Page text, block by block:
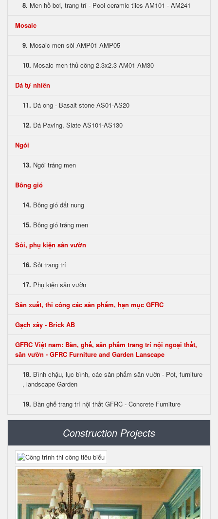
8. Men hồ bơi, trang trí - Pool ceramic tiles AM101 - AM241
Mosaic
9. Mosaic men sỏi AMP01-AMP05
10. Mosaic men thủ công 2.3x2.3 AM01-AM30
Đá tự nhiên
11. Đá ong - Basalt stone AS01-AS20
12. Đá Paving, Slate AS101-AS130
Ngói
13. Ngói tráng men
Bông gió
14. Bông gió đất nung
15. Bông gió tráng men
Sỏi, phụ kiện sân vườn
16. Sỏi trang trí
17. Phụ kiện sân vườn
Sản xuất, thi công các sản phẩm, hạn mục GFRC
Gạch xây - Brick AB
GFRC Việt nam: Bàn, ghế, sản phẩm trang trí nội ngoại thất,
sân vườn - GFRC Furniture and Garden Lanscape
18. Bình chậu, lục bình, các sản phẩm sân vườn - Pot, furniture
, landscape Garden
19. Bàn ghế trang trí nội thất GFRC - Concrete Furniture
Construction Projects